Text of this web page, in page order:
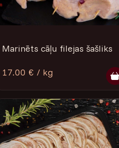
Marinēts cāļu filejas šašliks
17.00 € / kg